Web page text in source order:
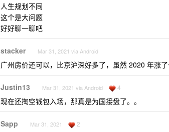
人生规划不同
这个是大问题
好好聊一聊吧
stacker Mar 31, 2021 via Android
广州房价还可以，比京沪深好多了，虽然 2020 年涨
Justin13 Mar 31, 2021 via Android 4
现在还掏空钱包入场，那真是为国接盘了。。
Sapp Mar 31, 2021 2